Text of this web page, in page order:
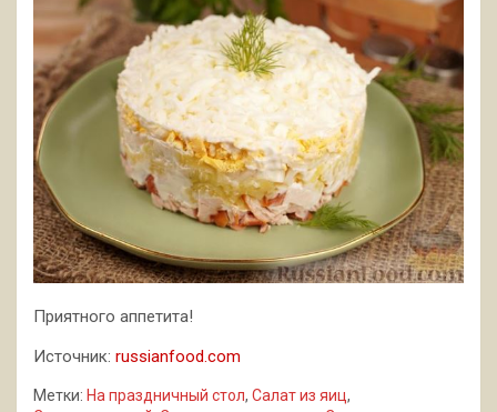
Приятного аппетита!
Источник: russianfood.com
Метки: На праздничный стол, Салат из яиц,